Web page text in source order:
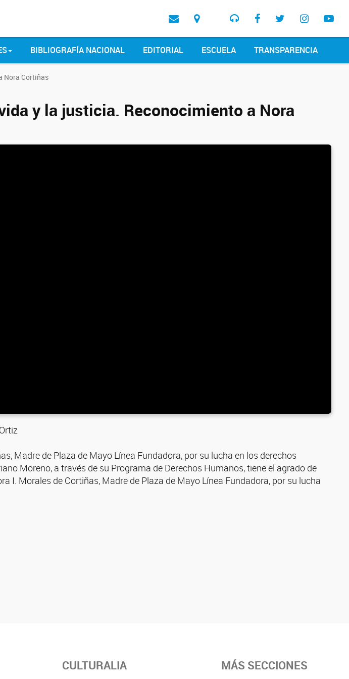
BIBLIOGRAFÍA NACIONAL EDITORIAL ESCUELA TRANSPARENCIA
Nora Cortiñas
y la justicia. Reconocimiento a Nora
Madre de Plaza de Mayo Línea Fundadora, por su lucha en los derechos
Moreno, a través de su Programa de Derechos Humanos, tiene el agrado de
I. Morales de Cortiñas, Madre de Plaza de Mayo Línea Fundadora, por su lucha
CULTURALIA MÁS SECCIONES